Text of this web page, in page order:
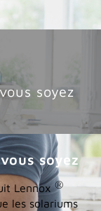
soyez
soyez
Lennox®
les solariums